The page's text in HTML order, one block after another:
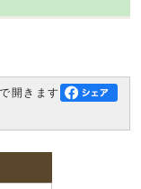
開きます